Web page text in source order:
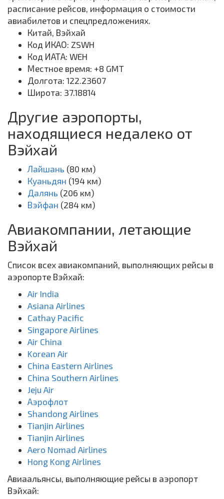
расписание рейсов, информация о стоимости
авиабилетов и спецпредложениях.
Китай, Вэйхай
Код ИКАО: ZSWH
Код ИАТА: WEH
Местное время: +8 GMT
Долгота: 122.23607
Широта: 37.18814
Другие аэропорты,
находящиеся недалеко от
Вэйхай
Лайшань (80 км)
Куаньдян (194 км)
Далянь (206 км)
Вэйфан (284 км)
Авиакомпании, летающие
Вэйхай
Список всех авиакомпаний, выполняющих рейсы в
аэропорте Вэйхай:
Air India
Asiana Airlines
Cathay Pacific
Singapore Airlines
Air China
Korean Air
China Eastern Airlines
China Southern Airlines
Jeju Air
Аэрофлот
Shandong Airlines
Tianjin Airlines
Tianjin Airlines
Aero Nomad Airlines
Hong Kong Airlines
Авиаальянсы, выполняющие рейсы в аэропорт
Вэйхай: